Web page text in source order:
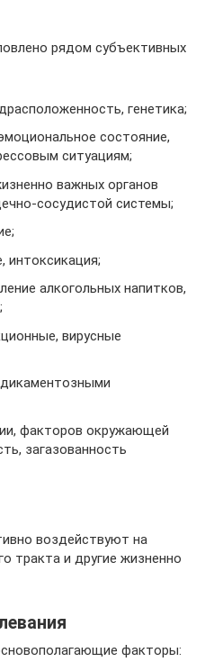
рядом субъективных
генетика;
состояние,
ситуациям;
важных органов
сосудистой системы;
интоксикация;
алкогольных напитков,
вирусные
факторов окружающей
загазованность
воздействуют на
тракта и другие жизненно
факторы: